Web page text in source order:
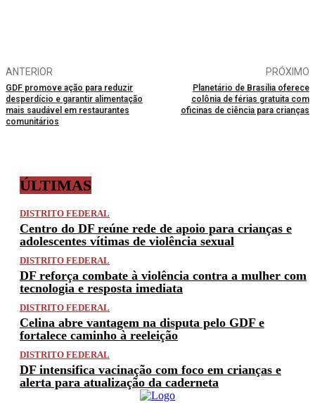
ANTERIOR
GDF promove ação para reduzir
desperdício e garantir alimentação
mais saudável em restaurantes
comunitários
PRÓXIMO
Planetário de Brasília oferece
colônia de férias gratuita com
oficinas de ciência para crianças
ÚLTIMAS
DISTRITO FEDERAL
Centro do DF reúne rede de apoio para crianças e
adolescentes vítimas de violência sexual
DISTRITO FEDERAL
DF reforça combate à violência contra a mulher com
tecnologia e resposta imediata
DISTRITO FEDERAL
Celina abre vantagem na disputa pelo GDF e
fortalece caminho à reeleição
DISTRITO FEDERAL
DF intensifica vacinação com foco em crianças e
alerta para atualização da caderneta